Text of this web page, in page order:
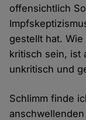
offensichtlich
gestellt hat.
kritisch sein, ist
unkritisch und
Schlimm finde